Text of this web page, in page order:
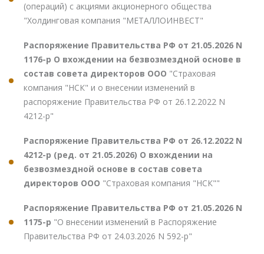
(операций) с акциями акционерного общества
"Холдинговая компания "МЕТАЛЛОИНВЕСТ"
Распоряжение Правительства РФ от 21.05.2026 N
1176-р О вхождении на безвозмездной основе в
состав совета директоров ООО "Страховая
компания "НСК" и о внесении изменений в
распоряжение Правительства РФ от 26.12.2022 N
4212-р"
Распоряжение Правительства РФ от 26.12.2022 N
4212-р (ред. от 21.05.2026) О вхождении на
безвозмездной основе в состав совета
директоров ООО "Страховая компания "НСК""
Распоряжение Правительства РФ от 21.05.2026 N
1175-р "О внесении изменений в Распоряжение
Правительства РФ от 24.03.2026 N 592-р"